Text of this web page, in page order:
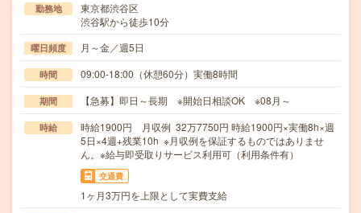
勤務地
東京都渋谷区
渋谷駅から徒歩10分
曜日頻度 月～金／週5日
時間 09:00-18:00（休憩60分）実働8時間
期間 【急募】即日～長期 ※開始日相談OK ※08月～
時給
時給1900円 月収例 32万7750円 時給1900円×実働8h×週
5日×4週+残業10h ※月収例を保証するものではありませ
ん。※給与即受取りサービス利用可（利用条件有）
交通費
1ヶ月3万円を上限として実費支給